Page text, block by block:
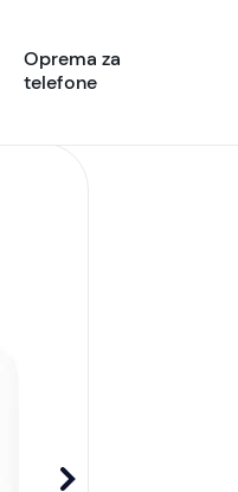
Oprema za
telefone